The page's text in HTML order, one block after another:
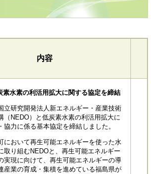
内容
素水素の利活用拡大に関する協定を締結
立研究開発法人新エネルギー・産業技術
（NEDO）と低炭素水素の利活用拡大に
協力に係る基本協定を締結しました。
において再生可能エネルギーを使った水
取り組むNEDOと、再生可能エネルギー
実現に向けて、再生可能エネルギーの導
産業の育成・集積を進めている福島県が